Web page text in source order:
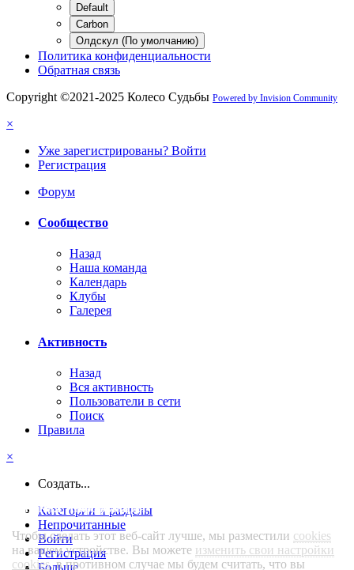
Default
Carbon
Олдскул (По умолчанию)
Политика конфиденциальности
Обратная связь
Copyright ©2021-2025 Колесо Судьбы Powered by Invision Community
×
Уже зарегистрированы? Войти
Регистрация
Форум
Сообщество
Назад
Наша команда
Календарь
Клубы
Галерея
Активность
Назад
Вся активность
Пользователи в сети
Поиск
Правила
×
Создать...
Важная информация
Чтобы сделать этот веб-сайт лучше, мы разместили cookies
на вашем устройстве. Вы можете изменить свои настройки
cookies, в противном случае мы будем считать, что вы
Категории и разделы
Непрочитанные
Войти
Регистрация
Больше